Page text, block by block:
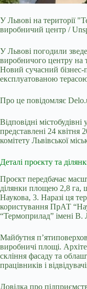
У Львові на території
виробничий центр /
У Львові погодили
виробничого центру на
Новий сучасний бізнес-
експлуатованою
Про це повідомляє
Відповідні
представлені 24 квітня
комітету Львівської
Деталі проєкту та
Проєкт передбачає
ділянки площею 2,8 га,
Наукова, 3. Наразі ця
користування ПрАТ
“Термоприлад” імені В.
Майбутня
виробничі площі.
скління фасаду та
працівників і
Довідка про